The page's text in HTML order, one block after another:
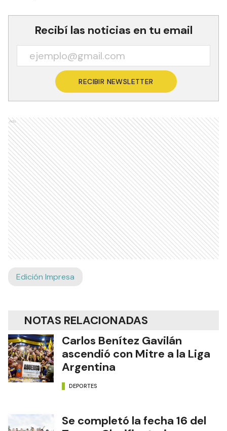
Recibí las noticias en tu email
RECIBIR NEWSLETTER
Ads
Edición Impresa
NOTAS RELACIONADAS
Carlos Benítez Gavilán
ascendió con Mitre a la Liga
Argentina
DEPORTES
Se completó la fecha 16 del